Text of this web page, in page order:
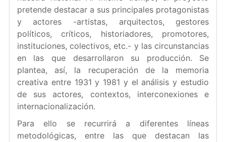
pretende destacar a sus principales protagonistas
y actores -artistas, arquitectos, gestores
políticos, críticos, historiadores, promotores,
instituciones, colectivos, etc.- y las circunstancias
en las que desarrollaron su producción. Se
plantea, así, la recuperación de la memoria
creativa entre 1931 y 1981 y el análisis y estudio
de sus actores, contextos, interconexiones e
internacionalización.
Para ello se recurrirá a diferentes líneas
metodológicas, entre las que destacan las